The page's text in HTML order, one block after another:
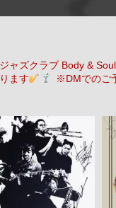
ャズクラブ Body &
ます
※DMでのご